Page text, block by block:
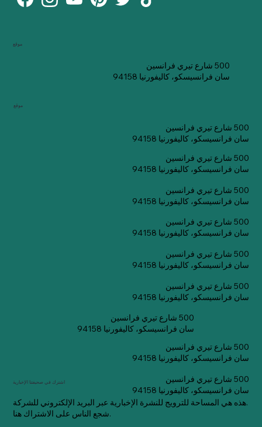
موقع
500 شارع تيري فرانسين
سان فرانسيسكو، كاليفورنيا 94158
موقع
500 شارع تيري فرانسين
سان فرانسيسكو، كاليفورنيا 94158
500 شارع تيري فرانسين
سان فرانسيسكو، كاليفورنيا 94158
500 شارع تيري فرانسين
سان فرانسيسكو، كاليفورنيا 94158
500 شارع تيري فرانسين
سان فرانسيسكو، كاليفورنيا 94158
500 شارع تيري فرانسين
سان فرانسيسكو، كاليفورنيا 94158
500 شارع تيري فرانسين
سان فرانسيسكو، كاليفورنيا 94158
500 شارع تيري فرانسين
سان فرانسيسكو، كاليفورنيا 94158
500 شارع تيري فرانسين
سان فرانسيسكو، كاليفورنيا 94158
500 شارع تيري فرانسين
سان فرانسيسكو، كاليفورنيا 94158
اشترك في صحيفتنا الإخبارية
هذه هي المساحة للترويج للنشرة الإخبارية عبر البريد الإلكتروني للشركة.
شجع الناس على الاشتراك هنا.